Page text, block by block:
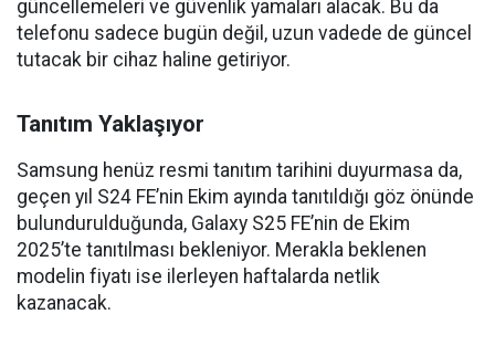
güncellemeleri ve güvenlik yamaları alacak. Bu da
telefonu sadece bugün değil, uzun vadede de güncel
tutacak bir cihaz haline getiriyor.
Tanıtım Yaklaşıyor
Samsung henüz resmi tanıtım tarihini duyurmasa da,
geçen yıl S24 FE’nin Ekim ayında tanıtıldığı göz önünde
bulundurulduğunda, Galaxy S25 FE’nin de Ekim
2025’te tanıtılması bekleniyor. Merakla beklenen
modelin fiyatı ise ilerleyen haftalarda netlik
kazanacak.